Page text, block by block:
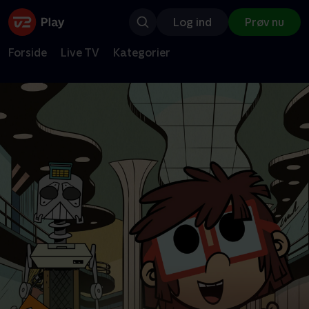
Log ind Prøv nu
Forside Live TV Kategorier